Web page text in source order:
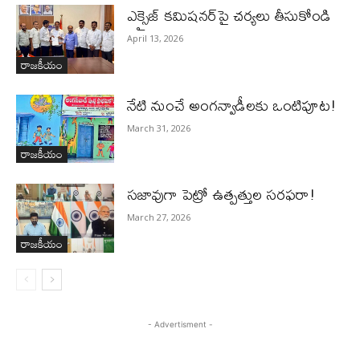
రాజకీయం
ఎక్సైజ్ క‌మిష‌న‌ర్‌పై చ‌ర్య‌లు తీసుకోండి
April 13, 2026
రాజకీయం
నేటి నుంచే అంగన్వాడీల‌కు ఒంటిపూట!
March 31, 2026
రాజకీయం
స‌జావుగా పెట్రో ఉత్ప‌త్తుల స‌ర‌ఫ‌రా!
March 27, 2026
- Advertisment -